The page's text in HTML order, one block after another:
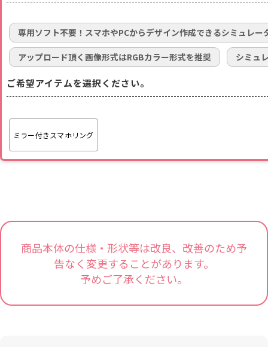
専用ソフト不要！スマホやPCからデザイン作成できるシミュレー
アップロード頂く画像形式はRGBカラー形式を推奨 シミュ
ご希望アイテムを選択ください。
ミラー付きスマホリング
商品本体の仕様・形状等は改良、改善のため予
告なく変更することがあります。
予めご了承ください。